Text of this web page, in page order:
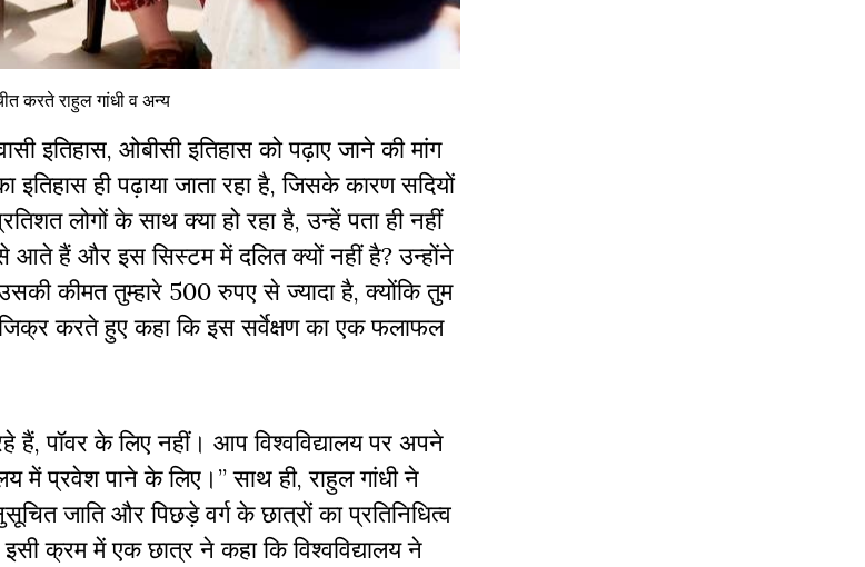
करते राहुल गांधी व अन्य
इतिहास, ओबीसी इतिहास को पढ़ाए जाने की मांग
ही पढ़ाया जाता रहा है, जिसके कारण सदियों
लोगों के साथ क्या हो रहा है, उन्हें पता ही नहीं
आते हैं और इस सिस्टम में दलित क्यों नहीं है? उन्होंने
कीमत तुम्हारे 500 रुपए से ज्यादा है, क्योंकि तुम
जिक्र करते हुए कहा कि इस सर्वेक्षण का एक फलाफल
हैं, पॉवर के लिए नहीं। आप विश्वविद्यालय पर अपने
में प्रवेश पाने के लिए।” साथ ही, राहुल गांधी ने
जाति और पिछड़े वर्ग के छात्रों का प्रतिनिधित्व
क्रम में एक छात्र ने कहा कि विश्वविद्यालय ने